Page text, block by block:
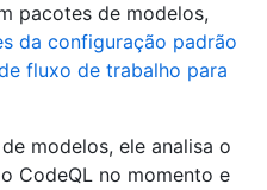
pacotes de modelos,
da configuração padrão
fluxo de trabalho para
modelos, ele analisa o
CodeQL no momento e